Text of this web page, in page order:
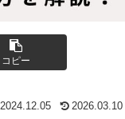
コピー
2024.12.05 2026.03.10